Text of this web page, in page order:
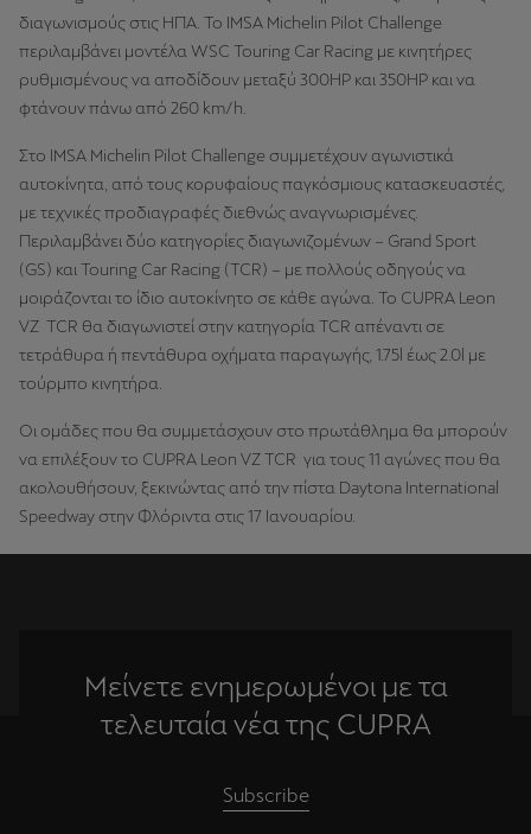
διαγωνισμούς στις ΗΠΑ. Το IMSA Michelin Pilot Challenge
περιλαμβάνει μοντέλα WSC Touring Car Racing με κινητήρες
ρυθμισμένους να αποδίδουν μεταξύ 300HP και 350HP και να
φτάνουν πάνω από 260 km/h.
Στο IMSA Michelin Pilot Challenge συμμετέχουν αγωνιστικά
αυτοκίνητα, από τους κορυφαίους παγκόσμιους κατασκευαστές,
με τεχνικές προδιαγραφές διεθνώς αναγνωρισμένες.
Περιλαμβάνει δύο κατηγορίες διαγωνιζομένων – Grand Sport
(GS) και Touring Car Racing (TCR) – με πολλούς οδηγούς να
μοιράζονται το ίδιο αυτοκίνητο σε κάθε αγώνα. Το CUPRA Leon
VZ TCR θα διαγωνιστεί στην κατηγορία TCR απέναντι σε
τετράθυρα ή πεντάθυρα οχήματα παραγωγής, 1.75l έως 2.0l με
τούρμπο κινητήρα.
Οι ομάδες που θα συμμετάσχουν στο πρωτάθλημα θα μπορούν
να επιλέξουν το CUPRA Leon VZ TCR για τους 11 αγώνες που θα
ακολουθήσουν, ξεκινώντας από την πίστα Daytona International
Speedway στην Φλόριντα στις 17 Ιανουαρίου.
Μείνετε ενημερωμένοι με τα
τελευταία νέα της CUPRA
Subscribe